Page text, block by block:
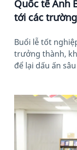
Quốc tế Anh
tới các
Buổi lễ tốt
trưởng thành,
để lại dấu ấn
News image